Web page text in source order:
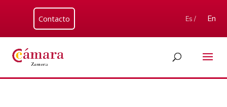
Contacto Es / En